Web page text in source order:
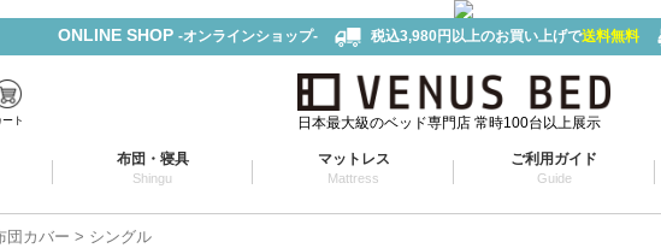
ONLINE SHOP -オンラインショップ- 税込3,980円以上のお買い上げで送料無料
ート 日本最大級のベッド専門店 常時100台以上展示
布団・寝具
Shingu
マットレス
Mattress
ご利用ガイド
Guide
団カバー シングル